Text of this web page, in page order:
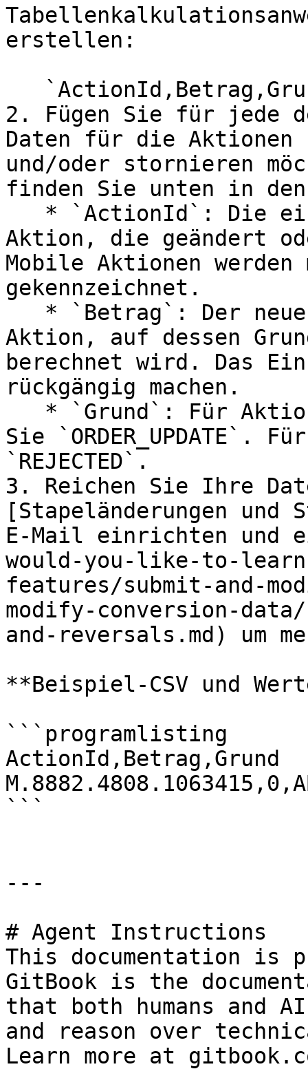
erstellen:
2. Fügen Sie für jede
Daten für die
und/oder stornieren
finden Sie unten in
Aktion, die geändert
Mobile Aktionen
gekennzeichnet.
Aktion, auf dessen
berechnet wird. Das
rückgängig machen.
Sie `ORDER_UPDATE`.
`REJECTED`.
3. Reichen Sie Ihre
[Stapeländerungen und
E-Mail einrichten und
would-you-like-to-
features/submit-and-
modify-conversion-
and-reversals.md) um
**Beispiel-CSV und
```programlisting
ActionId,Betrag,Grund
```
---
# Agent Instructions
This documentation is
GitBook is the
that both humans and
and reason over
Learn more at